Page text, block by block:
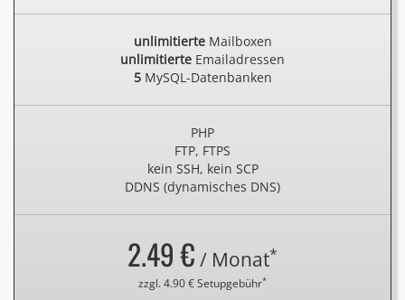
unlimitierteMailboxen
unlimitierte Emailadressen
5MySQL-Datenbanken
PHP
FTP, FTPS
kein SSH, kein SCP
DDNS (dynamisches DNS)
2.49 € / Monat*
zzgl. 4.90 € Setupgebühr*